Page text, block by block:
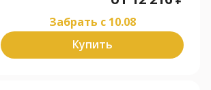
Забрать c 10.08
Купить